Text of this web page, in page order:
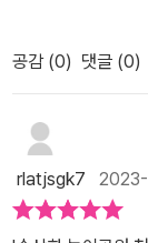
원'을 조금이라도
속 나오면 좋겠다.
여름에 읽기 좋은
는 아들이 재미있
러코스터를 타며
섬뜩하고 아찔함
다전천당과는 또
재미있게 만들어
습니다
도착 하게 된다.
수 있다는 설명을
자 타고 싶어 하던
실망스러운 마음
루타는 등골이 오
돌아 오게되는데,
의 손님들을 괴롭
개인적으로 궁금하
대한 반성을 하면
놀이공원을 운영
되어 그전보다 더
리게 되며 손님들
공감 (0) 댓글 (0)
rlatjsgk7